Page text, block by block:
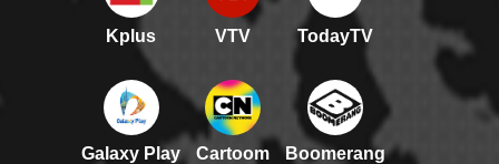
Kplus VTV TodayTV
Galaxy Play
Cartoom
Boomerang